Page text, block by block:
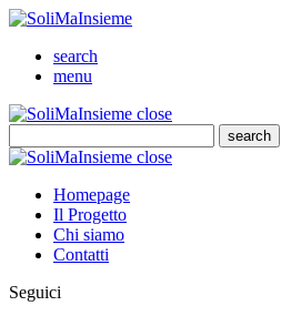
SoliMaInsieme
search
menu
SoliMaInsieme
closeClose
search
Cerca
SoliMaInsieme
closeClose
Homepage
Il Progetto
Chi siamo
Contatti
Seguici